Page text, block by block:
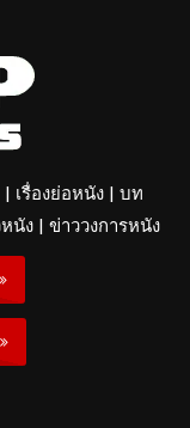
เรื่องย่อหนัง | บท
นัง | ข่าววงการหนัง